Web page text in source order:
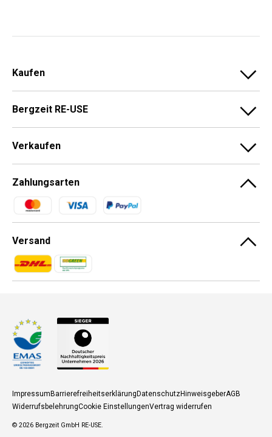
Kaufen
Bergzeit RE-USE
Verkaufen
Zahlungsarten
Zahlungsmethoden
Versand
Zahlungsmethoden
Zahlungsmethoden
ImpressumBarrierefreiheitserklärungDatenschutzHinweisgeberAGB
WiderrufsbelehrungCookie EinstellungenVertrag widerrufen
© 2026 Bergzeit GmbH RE-USE.